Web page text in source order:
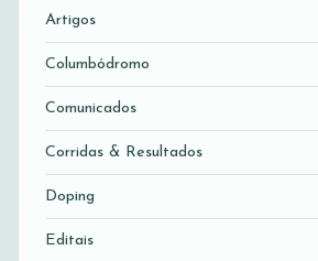
Artigos
Columbódromo
Comunicados
Corridas & Resultados
Doping
Editais